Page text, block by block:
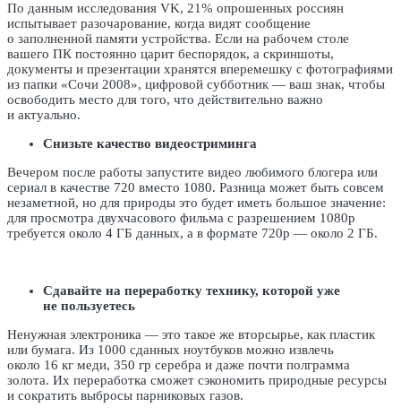
По данным исследования VK, 21% опрошенных россиян
испытывает разочарование, когда видят сообщение
о заполненной памяти устройства. Если на рабочем столе
вашего ПК постоянно царит беспорядок, а скриншоты,
документы и презентации хранятся вперемешку с фотографиями
из папки «Сочи 2008», цифровой субботник — ваш знак, чтобы
освободить место для того, что действительно важно
и актуально.
Снизьте качество видеостриминга
Вечером после работы запустите видео любимого блогера или
сериал в качестве 720 вместо 1080. Разница может быть совсем
незаметной, но для природы это будет иметь большое значение:
для просмотра двухчасового фильма с разрешением 1080p
требуется около 4 ГБ данных, а в формате 720p — около 2 ГБ.
Сдавайте на переработку технику, которой уже
не пользуетесь
Ненужная электроника — это такое же вторсырье, как пластик
или бумага. Из 1000 сданных ноутбуков можно извлечь
около 16 кг меди, 350 гр серебра и даже почти полграмма
золота. Их переработка сможет сэкономить природные ресурсы
и сократить выбросы парниковых газов.